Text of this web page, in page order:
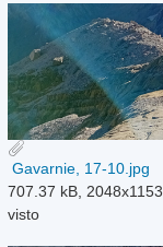
Gavarnie, 17-10.jpg
707.37 kB, 2048x1153
visto